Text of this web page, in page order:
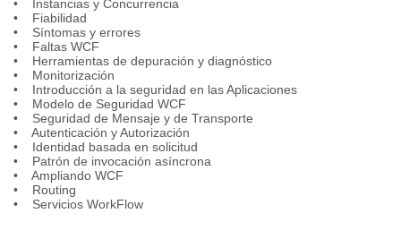
• Instancias y Concurrencia
• Fiabilidad
• Síntomas y errores
• Faltas WCF
• Herramientas de depuración y diagnóstico
• Monitorización
• Introducción a la seguridad en las Aplicaciones
• Modelo de Seguridad WCF
• Seguridad de Mensaje y de Transporte
• Autenticación y Autorización
• Identidad basada en solicitud
• Patrón de invocación asíncrona
• Ampliando WCF
• Routing
• Servicios WorkFlow